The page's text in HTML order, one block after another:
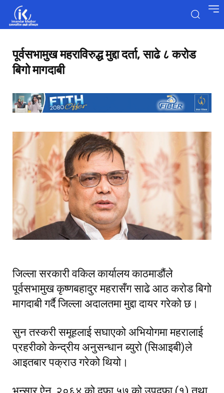
पूर्वसभामुख महराविरुद्ध मुद्दा दर्ता, साढे ८ करोड
बिगो मागदाबी
जिल्ला सरकारी वकिल कार्यालय काठमाडौंले
पूर्वसभामुख कृष्णबहादुर महरासँग साढे आठ करोड बिगो
मागदाबी गर्दै जिल्ला अदालतमा मुद्दा दायर गरेको छ।
सुन तस्करी समूहलाई सघाएको अभियोगमा महरालाई
प्रहरीको केन्द्रीय अनुसन्धान ब्युरो (सिआइबी)ले
आइतबार पक्राउ गरेको थियो।